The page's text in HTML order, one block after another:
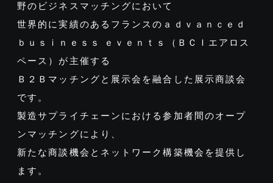
野のビジネスマッチングにおいて
世界的に実績のあるフランスのａｄｖａｎｃｅｄ
ｂｕｓｉｎｅｓｓ ｅｖｅｎｔｓ（ＢＣＩエアロス
ペース）が主催する
Ｂ２Ｂマッチングと展示会を融合した展示商談会
です。
製造サプライチェーンにおける参加者間のオープ
ンマッチングにより、
新たな商談機会とネットワーク構築機会を提供し
ます。